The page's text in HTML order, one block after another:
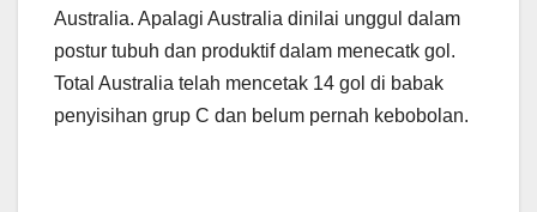
Australia. Apalagi Australia dinilai unggul dalam
postur tubuh dan produktif dalam menecatk gol.
Total Australia telah mencetak 14 gol di babak
penyisihan grup C dan belum pernah kebobolan.